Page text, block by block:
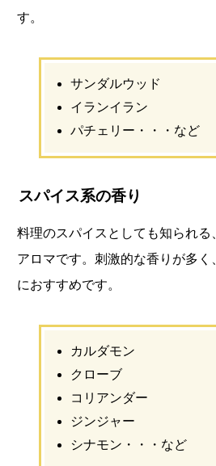
す。
サンダルウッド
イランイラン
パチェリー・・・など
スパイス系の香り
料理のスパイスとしても知られる
アロマです。刺激的な香りが多く
におすすめです。
カルダモン
クローブ
コリアンダー
ジンジャー
シナモン・・・など